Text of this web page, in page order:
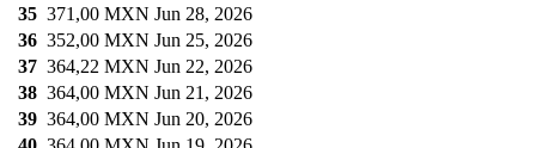
35 371,00 MXN Jun 28, 2026
36 352,00 MXN Jun 25, 2026
37 364,22 MXN Jun 22, 2026
38 364,00 MXN Jun 21, 2026
39 364,00 MXN Jun 20, 2026